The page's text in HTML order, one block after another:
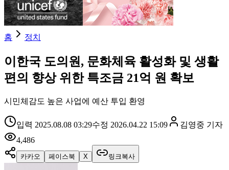
홈 정치
이한국 도의원, 문화체육 활성화 및 생활
편의 향상 위한 특조금 21억 원 확보
시민체감도 높은 사업에 예산 투입 환영
입력 2025.08.08 03:29수정 2026.04.22 15:09 김영중 기자
4,486
카카오 페이스북 X 링크복사